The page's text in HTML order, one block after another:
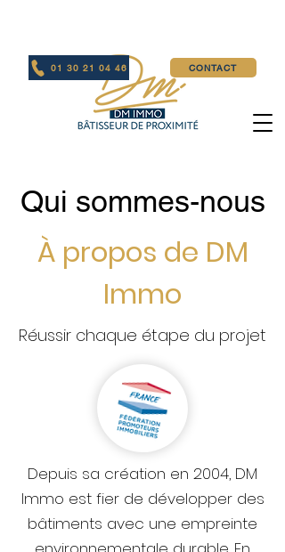
01 30 21 04 46 CONTACT
Qui sommes-nous
À propos de DM
Immo
Réussir chaque étape du projet
Depuis sa création en 2004, DM
Immo est fier de développer des
bâtiments avec une empreinte